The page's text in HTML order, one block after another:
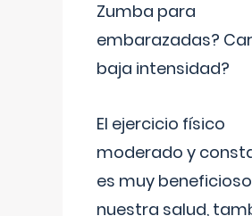
Zumba para
embarazadas?
baja intensidad?
El ejercicio físico
moderado y
es muy
nuestra salud,